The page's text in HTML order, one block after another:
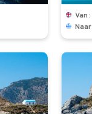
Van
Naar